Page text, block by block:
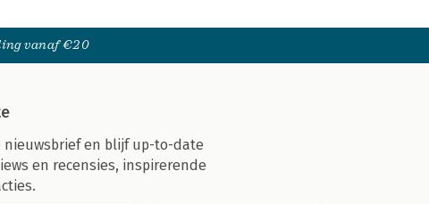
vanaf €20
nieuwsbrief en blijf up-to-date
en recensies, inspirerende